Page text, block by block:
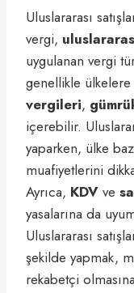
Uluslararası
vergi,
uygulanan vergi
genellikle
vergileri,
içerebilir.
yaparken, ülke
muafiyetlerini
Ayrıca, KDV ve
yasalarına da
Uluslararası
şekilde yapmak,
rekabetçi